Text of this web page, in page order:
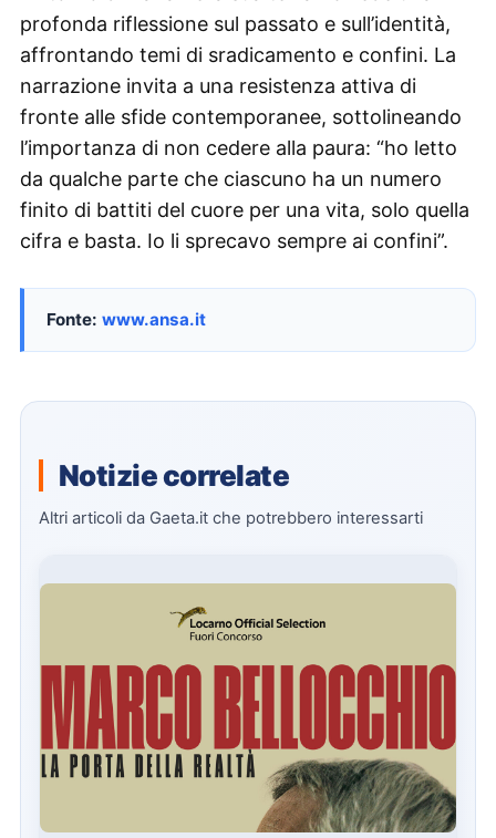
profonda riflessione sul passato e sull’identità,
affrontando temi di sradicamento e confini. La
narrazione invita a una resistenza attiva di
fronte alle sfide contemporanee, sottolineando
l’importanza di non cedere alla paura: “ho letto
da qualche parte che ciascuno ha un numero
finito di battiti del cuore per una vita, solo quella
cifra e basta. Io li sprecavo sempre ai confini”.
Fonte: www.ansa.it
Notizie correlate
Altri articoli da Gaeta.it che potrebbero interessarti